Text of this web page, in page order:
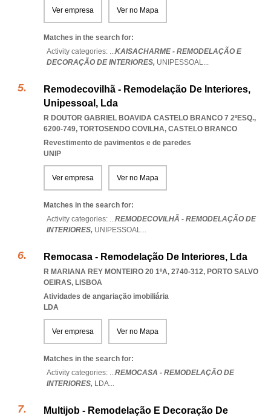
Ver empresa Ver no Mapa
Matches in the search for:
Activity categories: ...KAISACHARME - REMODELAÇÃO E
DECORAÇÃO DE INTERIORES, UNIPESSOAL...
Remodecovilhã - Remodelação De Interiores,
Unipessoal, Lda
R DOUTOR GABRIEL BOAVIDA CASTELO BRANCO 7 2ºESQ.,
6200-749, TORTOSENDO COVILHA, CASTELO BRANCO
Revestimento de pavimentos e de paredes
UNIP
Ver empresa Ver no Mapa
Matches in the search for:
Activity categories: ...REMODECOVILHÃ - REMODELAÇÃO DE
INTERIORES, UNIPESSOAL...
Remocasa - Remodelação De Interiores, Lda
R MARIANA REY MONTEIRO 20 1ºA, 2740-312, PORTO SALVO
OEIRAS, LISBOA
Atividades de angariação imobiliária
LDA
Ver empresa Ver no Mapa
Matches in the search for:
Activity categories: ...REMOCASA - REMODELAÇÃO DE
INTERIORES, LDA...
Multijob - Remodelação E Decoração De